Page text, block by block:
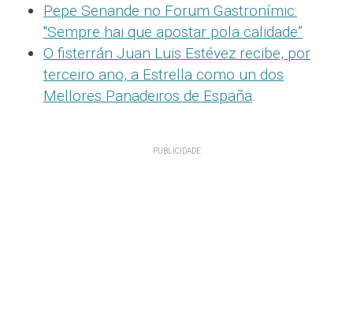
Pepe Senande no Forum Gastronímic:
"Sempre hai que apostar pola calidade”
O fisterrán Juan Luis Estévez recibe, por
terceiro ano, a Estrella como un dos
Mellores Panadeiros de España.